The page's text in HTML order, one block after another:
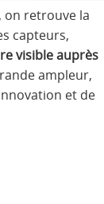
on retrouve la
capteurs,
visible auprès
ampleur,
et de